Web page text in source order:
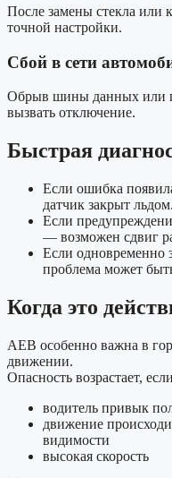
После замены стекла или
точной настройки.
Сбой в сети
Обрыв шины данных или
вызвать отключение.
Быстрая
Если ошибка
датчик закрыт льдом.
Если
— возможен сдвиг
Если одновременно
проблема может
Когда это
AEB особенно важна в
движении.
Опасность возрастает,
водитель привык
движение
видимости
высокая скорость